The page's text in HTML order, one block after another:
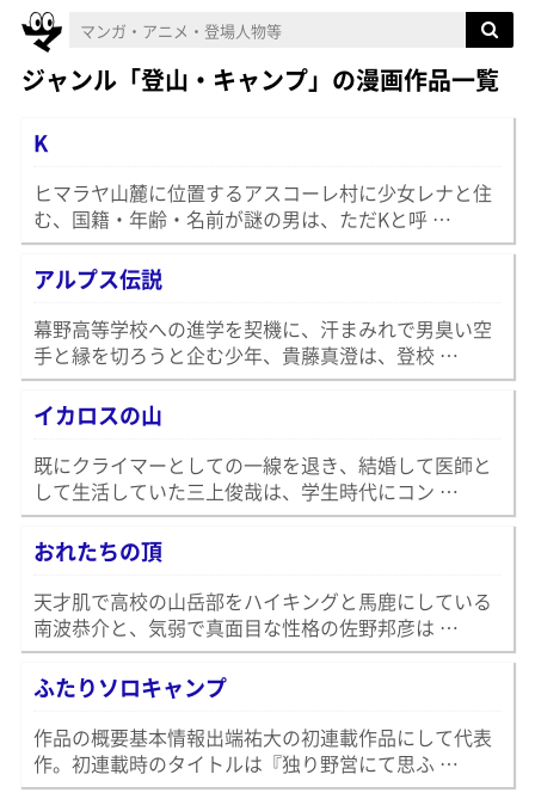
ジャンル「登山・キャンプ」の漫画作品一覧
K
ヒマラヤ山麓に位置するアスコーレ村に少女レナと住
む、国籍・年齢・名前が謎の男は、ただKと呼 …
アルプス伝説
幕野高等学校への進学を契機に、汗まみれで男臭い空
手と縁を切ろうと企む少年、貴藤真澄は、登校 …
イカロスの山
既にクライマーとしての一線を退き、結婚して医師と
して生活していた三上俊哉は、学生時代にコン …
おれたちの頂
天才肌で高校の山岳部をハイキングと馬鹿にしている
南波恭介と、気弱で真面目な性格の佐野邦彦は …
ふたりソロキャンプ
作品の概要基本情報出端祐大の初連載作品にして代表
作。初連載時のタイトルは『独り野営にて思ふ …